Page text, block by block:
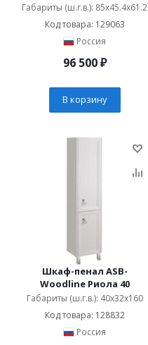
Габариты (ш.г.в.): 85x45.4x61.2
Код товара: 129063
Россия
96 500₽
В корзину
Шкаф-пенал ASB-
Woodline Риола 40
Габариты (ш.г.в.): 40x32x160
Код товара: 128832
Россия